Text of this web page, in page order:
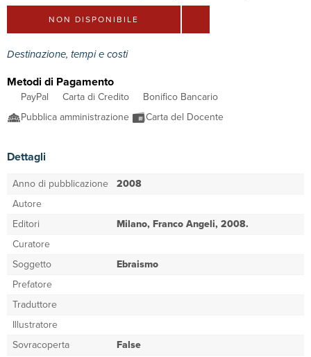
NON DISPONIBILE
Destinazione, tempi e costi
Metodi di Pagamento
PayPal Carta di Credito
Bonifico Bancario
Pubblica amministrazione
Carta del Docente
Dettagli
Anno di pubblicazione 2008
Autore
Editori
Milano, Franco Angeli, 2008.
Curatore
Soggetto
Ebraismo
Prefatore
Traduttore
Illustratore
Sovracoperta
False